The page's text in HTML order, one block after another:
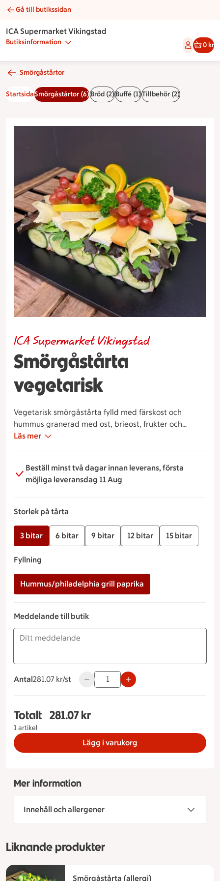
Smörgåstårta vegetarisk | Catering ICA Supermarket
Gå till butikssidan
ICA Supermarket Vikingstad
Butiksinformation 0 kr
Smörgåstårtor
StartsidaSmörgåstårtor (6)Bröd (2)Buffé (1)Tillbehör (2)
Smörgåstårta
vegetarisk
ICA Supermarket Vikingstad
Vegetarisk smörgåstårta fylld med färskost och
hummus granerad med ost, brieost, frukter och
grönsaker.
Läs mer
Beställ minst två dagar innan leverans, första
möjliga leveransdag 11 Aug
Storlek på tårta
3 bitar 6 bitar 9 bitar 12 bitar 15 bitar
Fyllning
Hummus/philadelphia grill paprika
Meddelande till butik
Antal
281.07 kronor styck
281.07 kr/st Använd knapparna för att minska
Totalt
1 artikel
Totalt 1 stycken Smörgåstårta vegetarisk
281.07 kr
Lägg i varukorg
Mer information
Innehåll och allergener
Liknande produkter
Smörgåstårta (allergi)